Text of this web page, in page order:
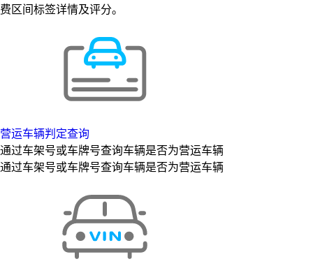
费区间标签详情及评分。
营运车辆判定查询
通过车架号或车牌号查询车辆是否为营运车辆
通过车架号或车牌号查询车辆是否为营运车辆